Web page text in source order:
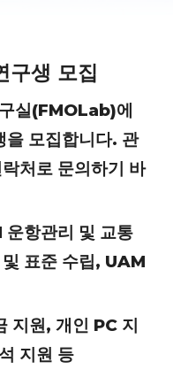
구생 모집
실(FMOLab)에
을 모집합니다. 관
처로 문의하기 바
항관리 및 교통
표준 수립, UAM
지원, 개인 PC 지
지원 등